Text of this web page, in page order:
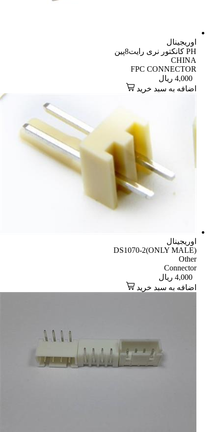
اوریجینال
PH کانکتور نری رایت8پین
CHINA
FPC CONNECTOR
4,000 ریال
اضافه به سبد خرید
اوریجینال
DS1070-2(ONLY MALE)
Other
Connector
4,000 ریال
اضافه به سبد خرید